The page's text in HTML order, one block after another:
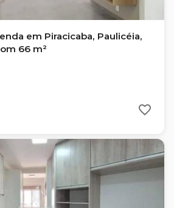
em Piracicaba, Paulicéia,
66 m²